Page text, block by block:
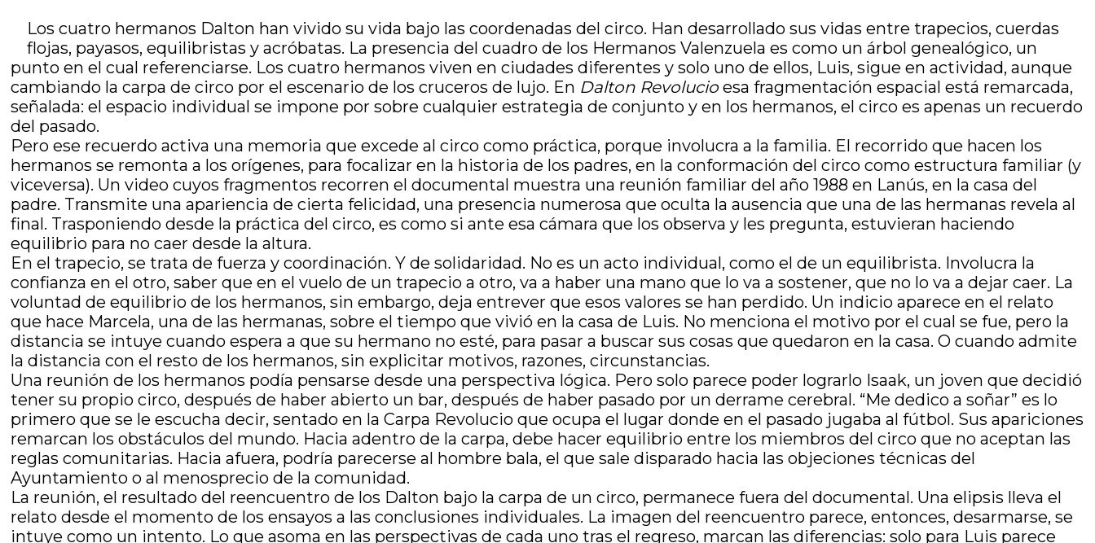
Los cuatro hermanos Dalton han vivido su vida bajo las coordenadas del circo. Han desarrollado sus vidas entre trapecios, cuerdas
flojas, payasos, equilibristas y acróbatas. La presencia del cuadro de los Hermanos Valenzuela es como un árbol genealógico, un
punto en el cual referenciarse. Los cuatro hermanos viven en ciudades diferentes y solo uno de ellos, Luis, sigue en actividad, aunque
cambiando la carpa de circo por el escenario de los cruceros de lujo. En Dalton Revolucioesa fragmentación espacial está remarcada,
señalada: el espacio individual se impone por sobre cualquier estrategia de conjunto y en los hermanos, el circo es apenas un recuerdo
del pasado.
Pero ese recuerdo activa una memoria que excede al circo como práctica, porque involucra a la familia. El recorrido que hacen los
hermanos se remonta a los orígenes, para focalizar en la historia de los padres, en la conformación del circo como estructura familiar (y
viceversa). Un video cuyos fragmentos recorren el documental muestra una reunión familiar del año 1988 en Lanús, en la casa del
padre. Transmite una apariencia de cierta felicidad, una presencia numerosa que oculta la ausencia que una de las hermanas revela al
final. Trasponiendo desde la práctica del circo, es como si ante esa cámara que los observa y les pregunta, estuvieran haciendo
equilibrio para no caer desde la altura.
En el trapecio, se trata de fuerza y coordinación. Y de solidaridad. No es un acto individual, como el de un equilibrista. Involucra la
confianza en el otro, saber que en el vuelo de un trapecio a otro, va a haber una mano que lo va a sostener, que no lo va a dejar caer. La
voluntad de equilibrio de los hermanos, sin embargo, deja entrever que esos valores se han perdido. Un indicio aparece en el relato
que hace Marcela, una de las hermanas, sobre el tiempo que vivió en la casa de Luis. No menciona el motivo por el cual se fue, pero la
distancia se intuye cuando espera a que su hermano no esté, para pasar a buscar sus cosas que quedaron en la casa. O cuando admite
la distancia con el resto de los hermanos, sin explicitar motivos, razones, circunstancias.
Una reunión de los hermanos podía pensarse desde una perspectiva lógica. Pero solo parece poder lograrlo Isaak, un joven que decidió
tener su propio circo, después de haber abierto un bar, después de haber pasado por un derrame cerebral. “Me dedico a soñar” es lo
primero que se le escucha decir, sentado en la Carpa Revolucio que ocupa el lugar donde en el pasado jugaba al fútbol. Sus apariciones
remarcan los obstáculos del mundo. Hacia adentro de la carpa, debe hacer equilibrio entre los miembros del circo que no aceptan las
reglas comunitarias. Hacia afuera, podría parecerse al hombre bala, el que sale disparado hacia las objeciones técnicas del
Ayuntamiento o al menosprecio de la comunidad.
La reunión, el resultado del reencuentro de los Dalton bajo la carpa de un circo, permanece fuera del documental. Una elipsis lleva el
relato desde el momento de los ensayos a las conclusiones individuales. La imagen del reencuentro parece, entonces, desarmarse, se
intuye como un intento. Lo que asoma en las perspectivas de cada uno tras el regreso, marcan las diferencias: solo para Luis parece